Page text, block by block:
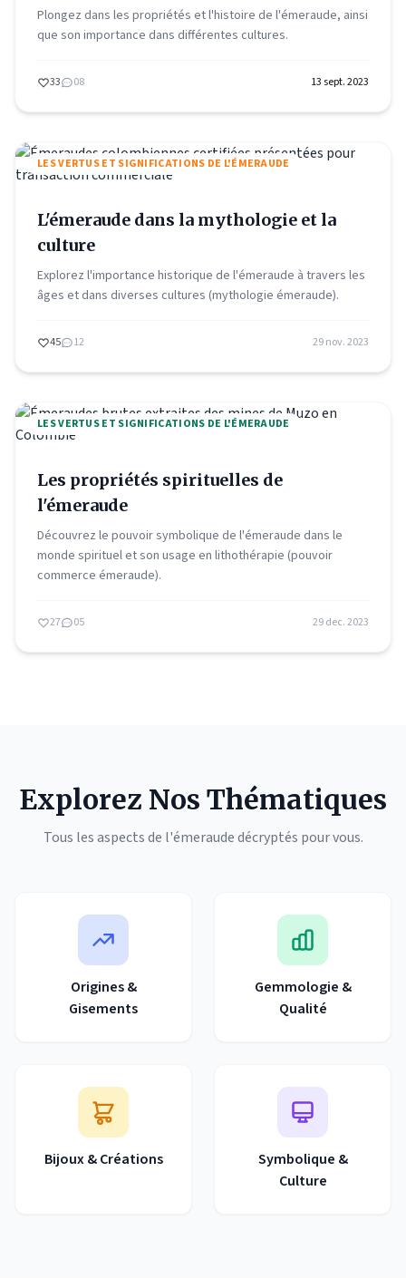
Plongez dans les propriétés et l'histoire de l'émeraude, ainsi
que son importance dans différentes cultures.
33 08 13 sept. 2023
LES VERTUS ET SIGNIFICATIONS DE L'ÉMERAUDE
L'émeraude dans la mythologie et la
culture
Explorez l'importance historique de l'émeraude à travers les
âges et dans diverses cultures (mythologie émeraude).
45 12 29 nov. 2023
LES VERTUS ET SIGNIFICATIONS DE L'ÉMERAUDE
Les propriétés spirituelles de
l'émeraude
Découvrez le pouvoir symbolique de l'émeraude dans le
monde spirituel et son usage en lithothérapie (pouvoir
commerce émeraude).
27 05 29 dec. 2023
Explorez Nos Thématiques
Tous les aspects de l'émeraude décryptés pour vous.
Origines &
Gisements
Gemmologie &
Qualité
Bijoux & Créations
Symbolique &
Culture